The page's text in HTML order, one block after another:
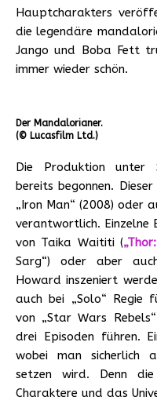
Hauptcharakters
die legendäre
Jango und Boba Fett
immer wieder schön.
Der Mandalorianer.
(© Lucasfilm Ltd.)
Die Produktion unter
bereits begonnen.
„Iron Man“ (2008) oder
verantwortlich. Einzelne
von Taika Waititi (
Sarg“) oder aber
Howard inszeniert
auch bei „Solo“ Regie
von „Star Wars
drei Episoden führen.
wobei man sicherlich
setzen wird. Denn
Charaktere und das